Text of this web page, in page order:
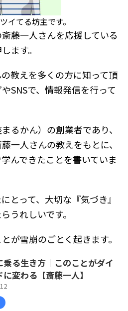
イてる坊主です。
藤一人さんを応援している
ます。
教えを多くの方に知って頂
SNSで、情報発信を行って
るかん）の創業者であり、
一人さんの教えをもとに、
んできたことを書いていま
とって、大切な『気づき』
うれしいです。
が雪崩のごとく起きます。
乗る生き方｜このことがダイ
変わる【斎藤一人】